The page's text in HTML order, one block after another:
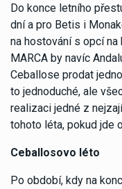
Do konce letního
dní a pro Betis i
na hostování s opcí
MARCA by navíc
Ceballose prodat
to jednoduché, ale
realizaci jedné z
tohoto léta, pokud jde
Ceballosovo léto
Po období, kdy na